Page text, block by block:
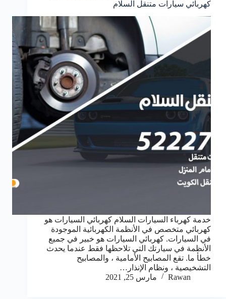
كهربائي سيارات متنقل السلام
خدمة كهرباء السيارات السلام كهربائي السيارات هو
كهربائي متخصص في الأنظمة الكهربائية الموجودة
في السيارات. كهربائي السيارات هو خبير في جميع
الأنظمة في سيارتك التي تلاحظها فقط عندما يحدث
خطأ ما. تقع المصابيح الأمامية ، والمصابيح
التشخيصية ، ونظام الإنذار…
Rawan
مارس 25, 2021